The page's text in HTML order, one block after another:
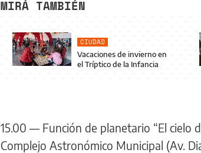
MIRÁ TAMBIÉN
CIUDAD
Vacaciones de invierno en
el Tríptico de la Infancia
15.00 — Función de planetario “El cielo
Complejo Astronómico Municipal (Av.